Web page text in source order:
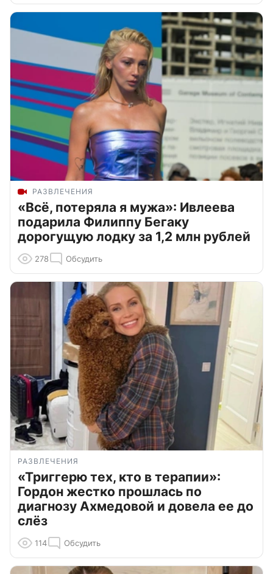
РАЗВЛЕЧЕНИЯ
«Всё, потеряла я мужа»: Ивлеева
подарила Филиппу Бегаку
дорогущую лодку за 1,2 млн рублей
278 Обсудить
РАЗВЛЕЧЕНИЯ
«Триггерю тех, кто в терапии»:
Гордон жестко прошлась по
диагнозу Ахмедовой и довела ее до
слёз
114 Обсудить